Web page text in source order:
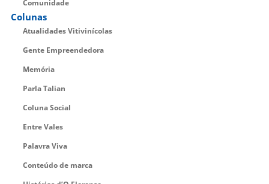
Comunidade
Colunas
Atualidades Vitivinícolas
Gente Empreendedora
Memória
Parla Talian
Coluna Social
Entre Vales
Palavra Viva
Conteúdo de marca